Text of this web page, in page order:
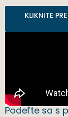
KLIKNITE
Podeľte sa s